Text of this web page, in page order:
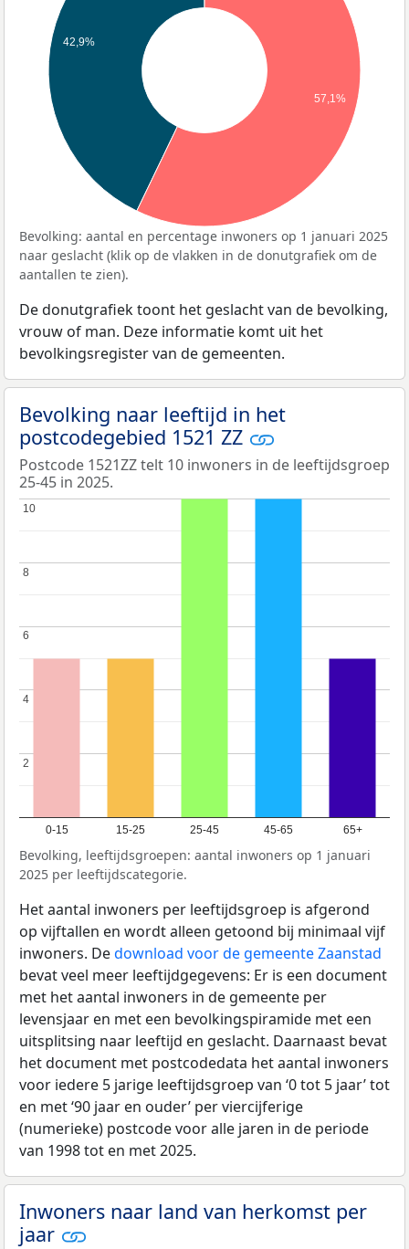
42,9%
57,1%
Bevolking: aantal en percentage inwoners op 1 januari 2025
naar geslacht (klik op de vlakken in de donutgrafiek om de
aantallen te zien).
De donutgrafiek toont het geslacht van de bevolking,
vrouw of man. Deze informatie komt uit het
bevolkingsregister van de gemeenten.
Bevolking naar leeftijd in het
postcodegebied 1521 ZZ
Postcode 1521ZZ telt 10 inwoners in de leeftijdsgroep
25-45 in 2025.
0-15 15-25 25-45 45-65 65+
2
2
4
4
6
6
8
8
10
10
Bevolking, leeftijdsgroepen: aantal inwoners op 1 januari
2025 per leeftijdscategorie.
Het aantal inwoners per leeftijdsgroep is afgerond
op vijftallen en wordt alleen getoond bij minimaal vijf
inwoners. Dedownload voor de gemeente Zaanstad
bevat veel meer leeftijdgegevens: Er is een document
met het aantal inwoners in de gemeente per
levensjaar en met een bevolkingspiramide met een
uitsplitsing naar leeftijd en geslacht. Daarnaast bevat
het document met postcodedata het aantal inwoners
voor iedere 5 jarige leeftijdsgroep van ‘0 tot 5 jaar’ tot
en met ‘90 jaar en ouder’ per viercijferige
(numerieke) postcode voor alle jaren in de periode
van 1998 tot en met 2025.
Inwoners naar land van herkomst per
jaar